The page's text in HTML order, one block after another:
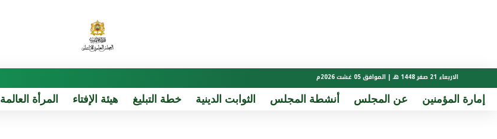
الاربعاء 21 صفر 1448 هـ | الموافق 05 غشت 2026م
إمارة المؤمنين عن المجلس أنشطة المجلس الثوابت الدينية خطة التبليغ هيئة الإفتاء المرأة العالمة